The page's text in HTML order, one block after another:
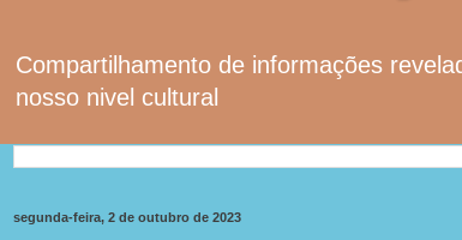
Compartilhamento de informações
nosso nivel cultural
segunda-feira, 2 de outubro de 2023